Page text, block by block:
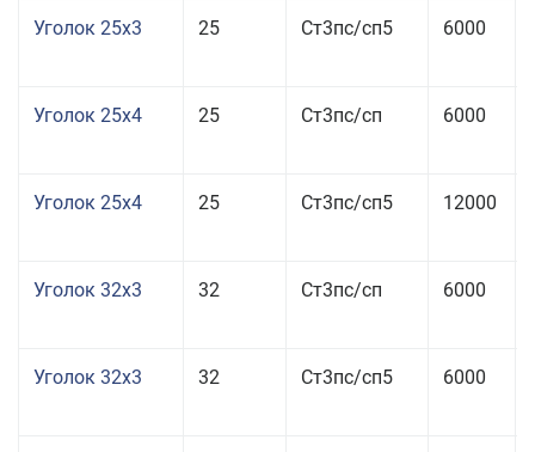
Уголок 25x3 25 Ст3пс/сп5 6000
Уголок 25x4 25 Ст3пс/сп 6000
Уголок 25x4 25 Ст3пс/сп5 12000
Уголок 32x3 32 Ст3пс/сп 6000
Уголок 32x3 32 Ст3пс/сп5 6000